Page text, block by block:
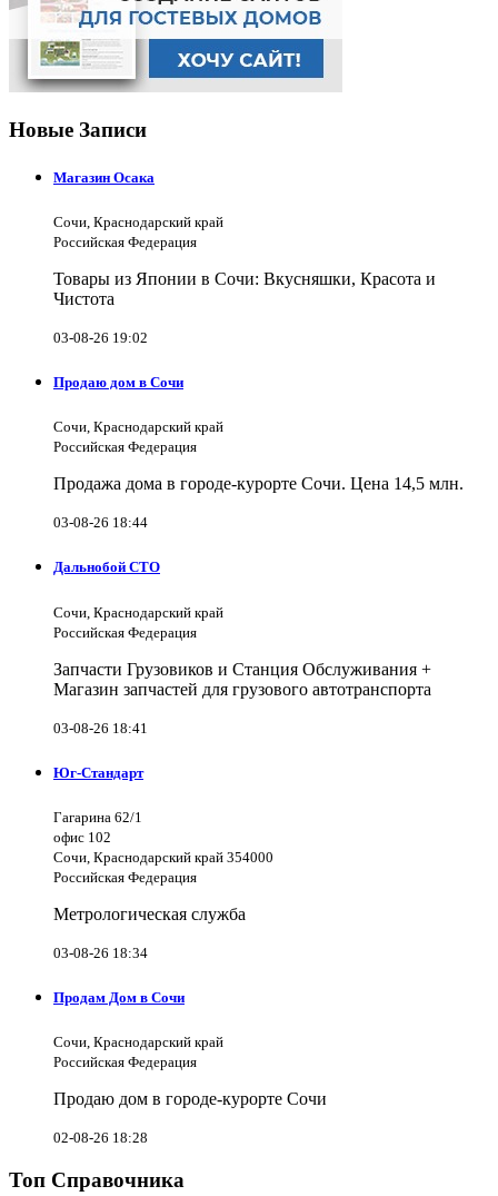
Новые Записи
Магазин Осака
Сочи, Краснодарский край
Российская Федерация
Товары из Японии в Сочи: Вкусняшки, Красота и
Чистота
03-08-26 19:02
Продаю дом в Сочи
Сочи, Краснодарский край
Российская Федерация
Продажа дома в городе-курорте Сочи. Цена 14,5 млн.
03-08-26 18:44
Дальнобой СТО
Сочи, Краснодарский край
Российская Федерация
Запчасти Грузовиков и Станция Обслуживания +
Магазин запчастей для грузового автотранспорта
03-08-26 18:41
Юг-Стандарт
Гагарина 62/1
офис 102
Сочи, Краснодарский край 354000
Российская Федерация
Метрологическая служба
03-08-26 18:34
Продам Дом в Сочи
Сочи, Краснодарский край
Российская Федерация
Продаю дом в городе-курорте Сочи
02-08-26 18:28
Топ Справочника